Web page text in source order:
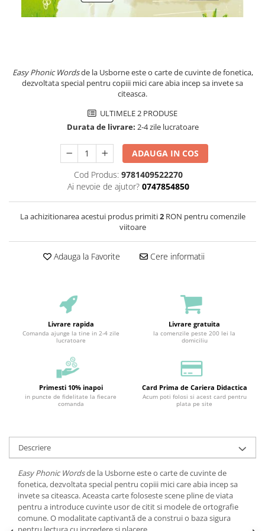
Easy Phonic Wordsde la Usborne este o carte de cuvinte de fonetica,
dezvoltata special pentru copiii mici care abia incep sa invete sa
citeasca.
ULTIMELE 2 PRODUSE
Durata de livrare: 2-4 zile lucratoare
ADAUGA IN COS
Cod Produs: 9781409522270
Ai nevoie de ajutor? 0747854850
La achizitionarea acestui produs primiti2RON pentru comenzile
viitoare
Adauga la Favorite Cere informatii
Livrare rapida
Comanda ajunge la tine in 2-4 zile
lucratoare
Livrare gratuita
la comenzile peste 200 lei la
domiciliu
Primesti 10% inapoi
in puncte de fidelitate la fiecare
comanda
Card Prima de Cariera Didactica
Acum poti folosi si acest card pentru
plata pe site
Descriere
Easy Phonic Wordsde la Usborne este o carte de cuvinte de
fonetica, dezvoltata special pentru copiii mici care abia incep sa
invete sa citeasca. Aceasta carte foloseste scene pline de viata
pentru a introduce cuvinte usor de citit si modele de ortografie
comune. O modalitate captivantă de a construi o baza sigura